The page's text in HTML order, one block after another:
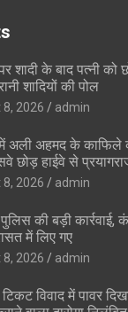
शादी के बाद पत्नी
शादियों की पोल
2026 admin
अली अहमद के काफिले
छोड़ हाईवे से
2026 admin
की बड़ी
में लिए गए
2026 admin
विवाद में पावर